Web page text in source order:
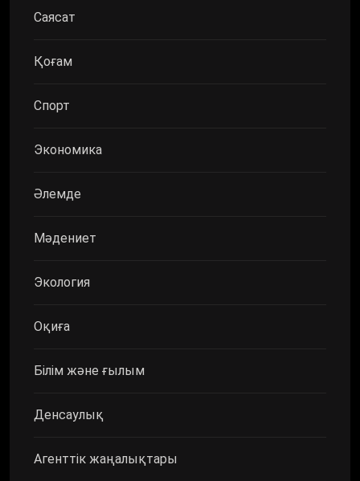
Саясат
Қоғам
Спорт
Экономика
Әлемде
Мәдениет
Экология
Оқиға
Білім және ғылым
Денсаулық
Агенттік жаңалықтары